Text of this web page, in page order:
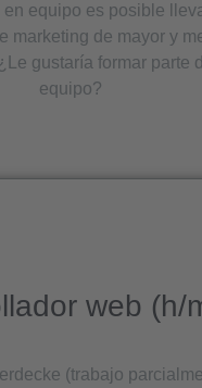
equipo es posible
marketing de mayor y
gustaría formar parte
equipo?
web (h/
(trabajo